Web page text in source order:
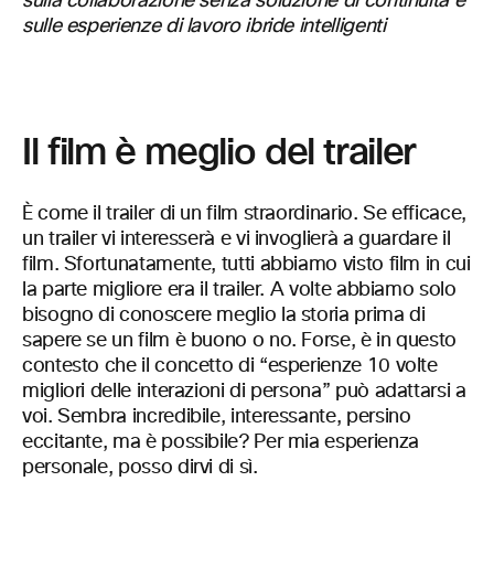
sulle esperienze di lavoro ibride intelligenti
Il film è meglio del trailer
È come il trailer di un film straordinario. Se efficace,
un trailer vi interesserà e vi invoglierà a guardare il
film. Sfortunatamente, tutti abbiamo visto film in cui
la parte migliore era il trailer. A volte abbiamo solo
bisogno di conoscere meglio la storia prima di
sapere se un film è buono o no. Forse, è in questo
contesto che il concetto di “esperienze 10 volte
migliori delle interazioni di persona” può adattarsi a
voi. Sembra incredibile, interessante, persino
eccitante, ma è possibile? Per mia esperienza
personale, posso dirvi di sì.